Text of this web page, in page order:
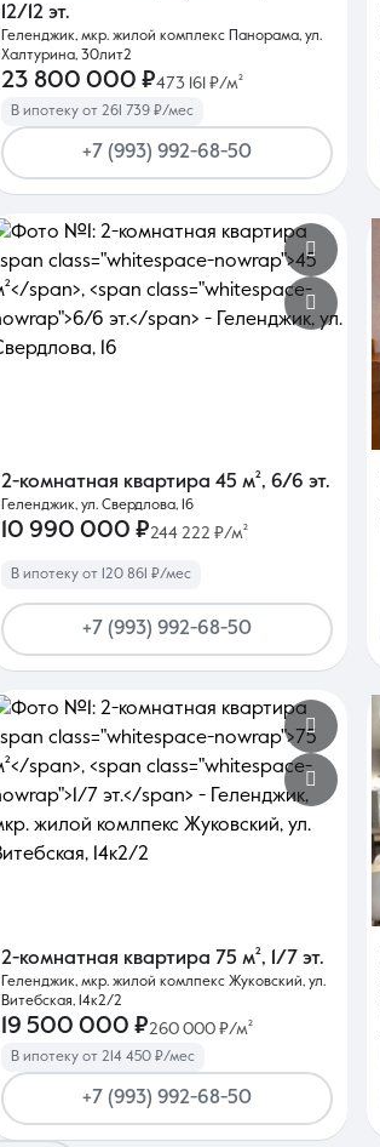
12/12 эт.
Геленджик, мкр. жилой комплекс Панорама, ул.
Халтурина, 30лит2
23 800 000 ₽473 161 ₽/м²
В ипотеку от 261 739 ₽/мес
+7 (993) 992-68-50
2-комнатная квартира 45 м², 6/6 эт.
Геленджик, ул. Свердлова, 16
10 990 000 ₽244 222 ₽/м²
В ипотеку от 120 861 ₽/мес
+7 (993) 992-68-50
2-комнатная квартира 75 м², 1/7 эт.
Геленджик, мкр. жилой комлпекс Жуковский, ул.
Витебская, 14к2/2
19 500 000 ₽260 000 ₽/м²
В ипотеку от 214 450 ₽/мес
+7 (993) 992-68-50